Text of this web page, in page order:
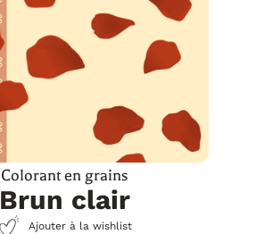
Colorant en grains
Brun clair
Ajouter à la wishlist